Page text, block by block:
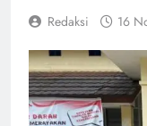
Redaksi 16